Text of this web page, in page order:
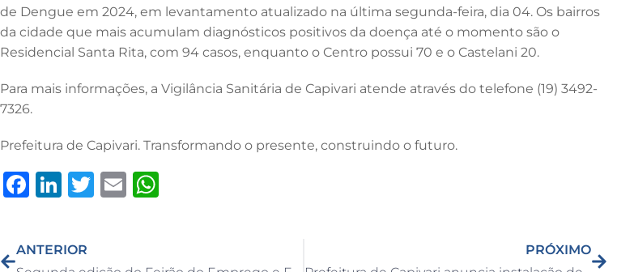
de Dengue em 2024, em levantamento atualizado na última segunda-feira, dia 04. Os bairros
da cidade que mais acumulam diagnósticos positivos da doença até o momento são o
Residencial Santa Rita, com 94 casos, enquanto o Centro possui 70 e o Castelani 20.
Para mais informações, a Vigilância Sanitária de Capivari atende através do telefone (19) 3492-
7326.
Prefeitura de Capivari. Transformando o presente, construindo o futuro.
F
c
e
Li
k
e
T
te
E
l
s
ANTERIOR
PRÓXIMO